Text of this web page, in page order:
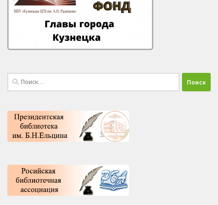
Найти: